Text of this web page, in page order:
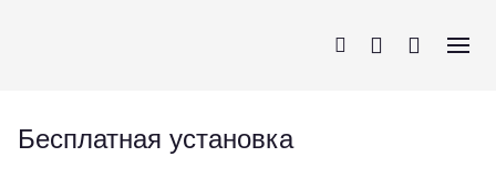
Бесплатная установка